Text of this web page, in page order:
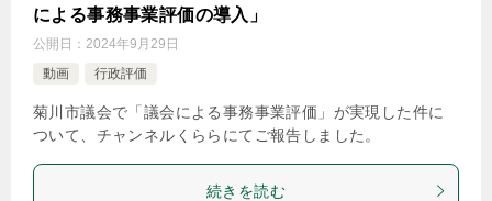
による事務事業評価の導入」
公開日： 2024年9月29日
動画
行政評価
菊川市議会で「議会による事務事業評価」が実現した件に
ついて、チャンネルくららにてご報告しました。
続きを読む